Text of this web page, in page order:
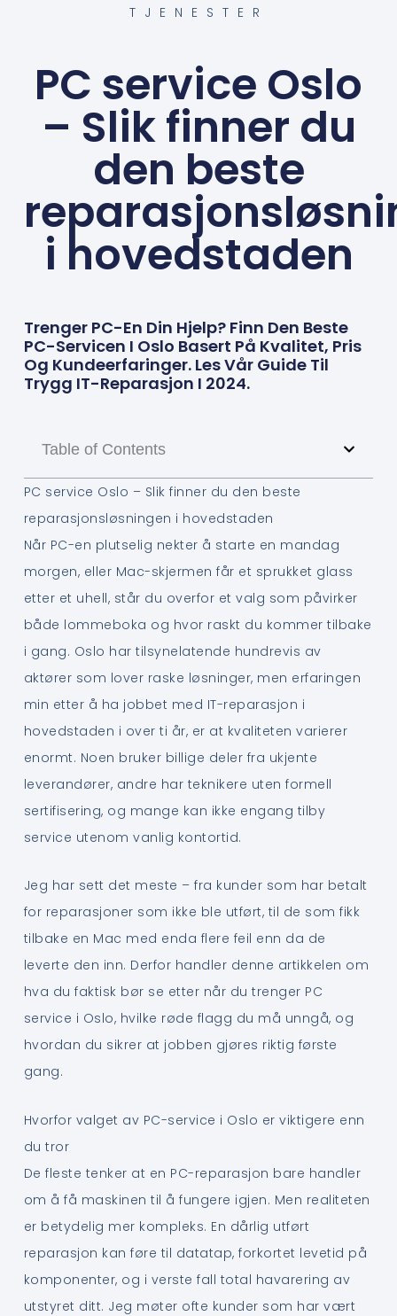
TJENESTER
PC service Oslo
– Slik finner du
den beste
i hovedstaden
Trenger PC-En Din Hjelp? Finn Den Beste
PC-Servicen I Oslo Basert På Kvalitet, Pris
Og Kundeerfaringer. Les Vår Guide Til
Trygg IT-Reparasjon I 2024.
Table of Contents
PC service Oslo – Slik finner du den beste
reparasjonsløsningen i hovedstaden
Når PC-en plutselig nekter å starte en mandag
morgen, eller Mac-skjermen får et sprukket glass
etter et uhell, står du overfor et valg som påvirker
både lommeboka og hvor raskt du kommer tilbake
i gang. Oslo har tilsynelatende hundrevis av
aktører som lover raske løsninger, men erfaringen
min etter å ha jobbet med IT-reparasjon i
hovedstaden i over ti år, er at kvaliteten varierer
enormt. Noen bruker billige deler fra ukjente
leverandører, andre har teknikere uten formell
sertifisering, og mange kan ikke engang tilby
service utenom vanlig kontortid.
Jeg har sett det meste – fra kunder som har betalt
for reparasjoner som ikke ble utført, til de som fikk
tilbake en Mac med enda flere feil enn da de
leverte den inn. Derfor handler denne artikkelen om
hva du faktisk bør se etter når du trenger PC
service i Oslo, hvilke røde flagg du må unngå, og
hvordan du sikrer at jobben gjøres riktig første
gang.
Hvorfor valget av PC-service i Oslo er viktigere enn
du tror
De fleste tenker at en PC-reparasjon bare handler
om å få maskinen til å fungere igjen. Men realiteten
er betydelig mer kompleks. En dårlig utført
reparasjon kan føre til datatap, forkortet levetid på
komponenter, og i verste fall total havarering av
utstyret ditt. Jeg møter ofte kunder som har vært